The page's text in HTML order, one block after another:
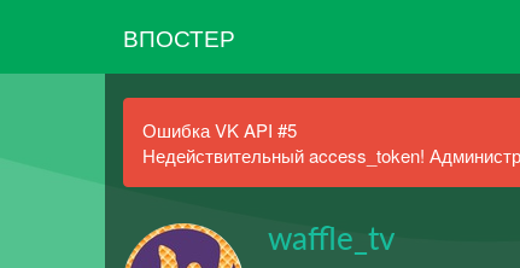
ВПОСТЕР
Ошибка VK API #5
Недействительный access_token!
waffle_tv